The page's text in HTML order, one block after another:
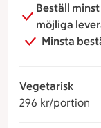
Hummus &
Rostad
Orientbröd
Beställ
möjliga
Minsta
Vegetarisk
296 kr/portion
296 kronor per